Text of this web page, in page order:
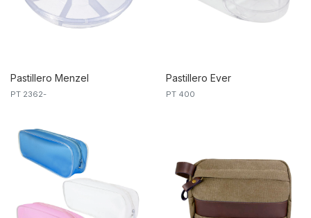
Pastillero Menzel
PT 2362-
Pastillero Ever
PT 400